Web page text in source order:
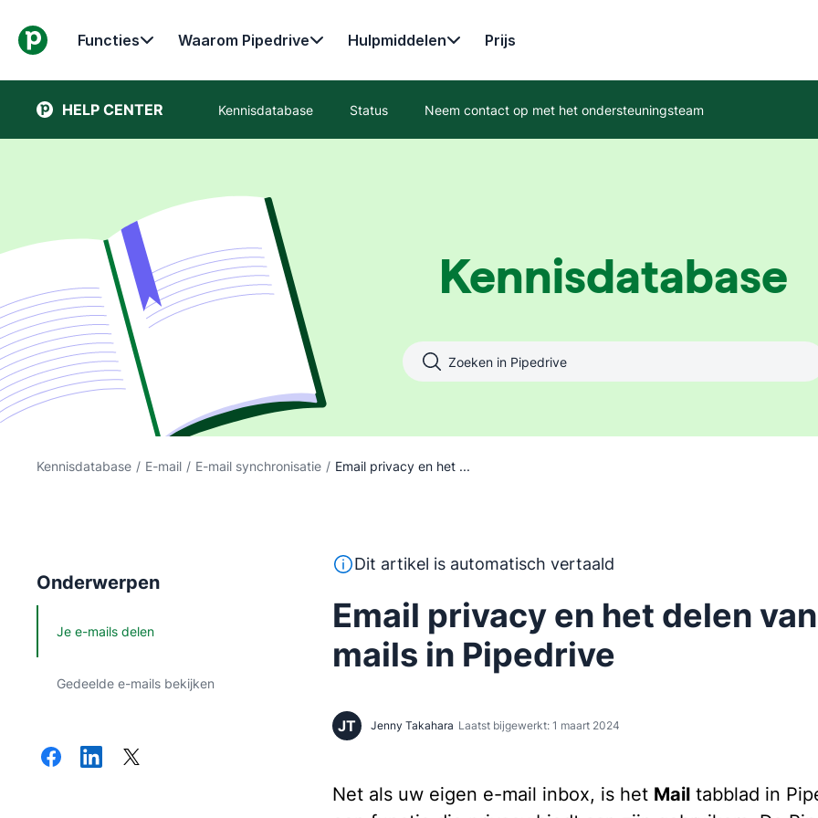
Functies Waarom Pipedrive Hulpmiddelen Prijs
HELP CENTER Kennisdatabase Status Neem contact op met het ondersteuningsteam
Kennisdatabase
Kennisdatabase / E-mail / E-mail synchronisatie / Email privacy en het ...
Onderwerpen
Je e-mails delen
Gedeelde e-mails bekijken
Deze tekst is automatisch vertaald uit het Engels, zonder inbreng
Dit artikel is automatisch vertaald
Email privacy en het delen
mails in Pipedrive
JT Jenny Takahara Laatst bijgewerkt: 1 maart 2024
Net als uw eigen e-mail inbox, is het Mail tabblad in